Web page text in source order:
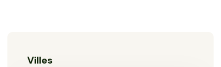
Villes